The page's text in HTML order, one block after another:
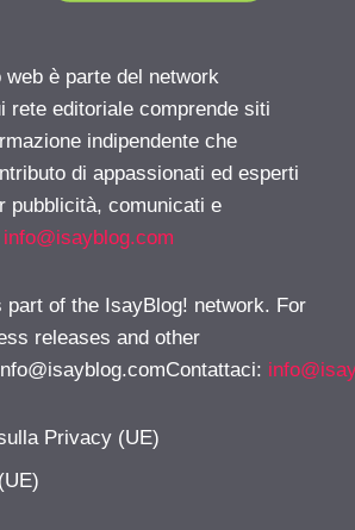
è parte del network
rete editoriale comprende siti
indipendente che
di appassionati ed esperti
pubblicità, comunicati e
info@isayblog.com
part of the IsayBlog! network. For
releases and other
:
Privacy (UE)